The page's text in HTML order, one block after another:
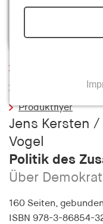
Inhaltsverzeichnis
Produktflyer
Jens Kersten
Vogel
Politik des
Über
160 Seiten, gebunden
ISBN 978-3-86854-
Notwendige
nutzbar zu
wie
Bereiche der
funktionieren.